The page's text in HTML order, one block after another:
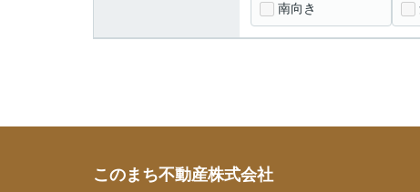
南向き
このまち不動産株式会社